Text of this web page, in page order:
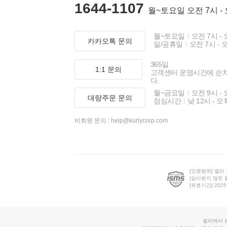
1644-1107 월~토요일 오전 7시 -
카카오톡 문의
월~토요일
오전 7시 -
일/공휴일
오전 7시 -
1:1 문의
365일
고객센터 운영시간에 순
다.
대량주문 문의
월~금요일
오전 9시 -
점심시간
낮 12시 - 오
비회원 문의 : help@kurlycorp.com
[인증범위] 컬리
(심사받지 않은
[유효기간]
컬리에서